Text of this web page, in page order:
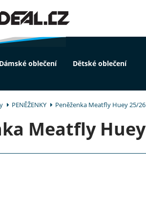
Dámské oblečení Dětské oblečení
PENĚŽENKY Peněženka Meatfly Huey 25/
Meatfly